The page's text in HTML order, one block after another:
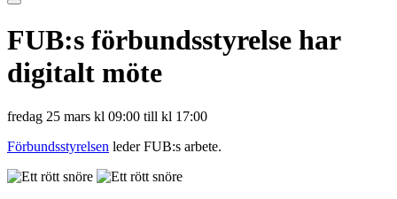
FUB:s förbundsstyrelse har
digitalt möte
fredag 25 mars kl 09:00 till kl 17:00
Förbundsstyrelsen leder FUB:s arbete.